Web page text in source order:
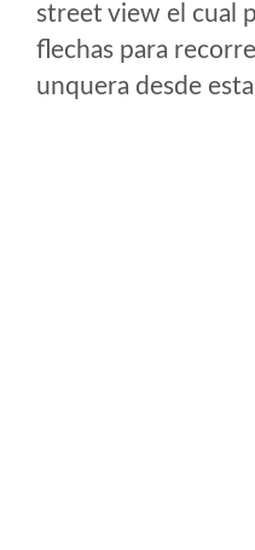
street view el cual
flechas para
unquera desde